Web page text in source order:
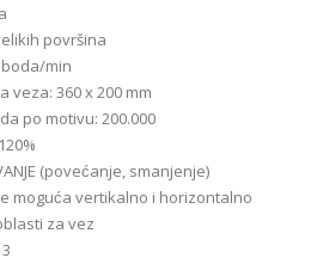
površina
min
veza: 360 x 200 mm
po motivu: 200.000
(povećanje, smanjenje)
moguća vertikalno i horizontalno
za vez